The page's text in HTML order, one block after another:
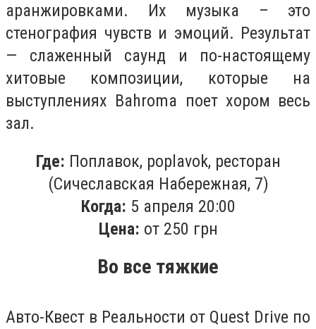
аранжировками. Их музыка – это
стенография чувств и эмоций. Результат
— слаженный саунд и по-настоящему
хитовые композиции, которые на
выступлениях Bahroma поет хором весь
зал.
Где: Поплавок, poplavok, ресторан
(Сичеславская Набережная, 7)
Когда: 5 апреля 20:00
Цена: от 250 грн
Во все тяжкие
Авто-Квест в Реальности от Quest Drive по